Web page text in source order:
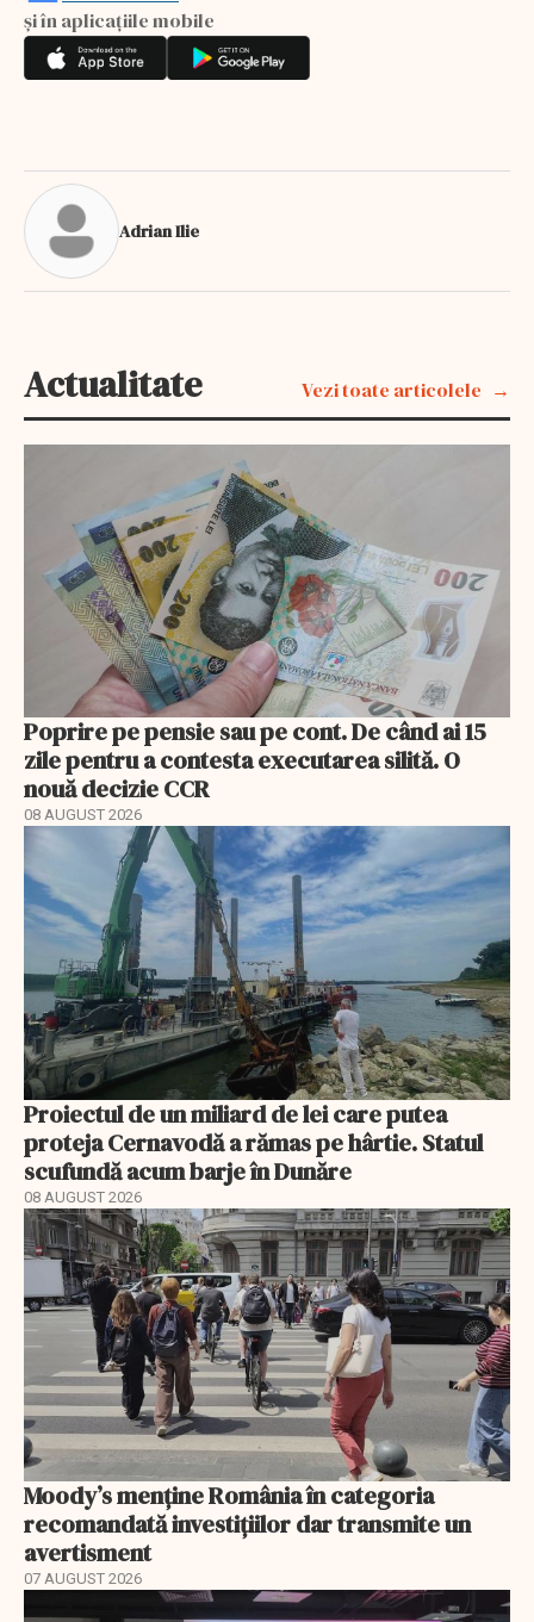
și în aplicațiile mobile
Adrian Ilie
Actualitate Vezi toate articolele
Poprire pe pensie sau pe cont. De când ai 15
zile pentru a contesta executarea silită. O
nouă decizie CCR
08 AUGUST 2026
Proiectul de un miliard de lei care putea
proteja Cernavodă a rămas pe hârtie. Statul
scufundă acum barje în Dunăre
08 AUGUST 2026
Moody’s menține România în categoria
recomandată investițiilor dar transmite un
avertisment
07 AUGUST 2026